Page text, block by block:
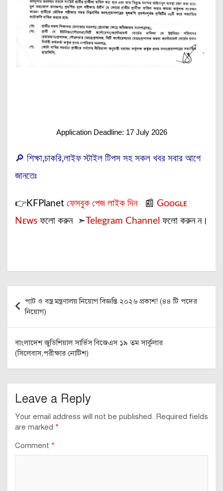
Application Deadline: 17 July 2026
🔎 শিক্ষা,চাকরি,লাইফ স্টাইল টিপস সহ সকল খবর সবার আগে
জানতেঃ
👉KFPlanet ফেসবুক পেজ লাইক দিন📰 Gᴏᴏɢʟᴇ
Nᴇᴡs ফলো করুন ➣Telegram Channel ফলো করুন ন।
Post
navigation
পাট ও বস্ত্র মন্ত্রণালয় নিয়োগ বিজ্ঞপ্তি ২০২৬ প্রকাশ! (৪৪ টি পদের
নিয়োগ)
বাংলাদেশ জুডিশিয়াল সার্ভিস বিজেএস ১৯ তম সার্কুলার
(সিলেবাস,পরীক্ষার নোটিশ)
Leave a Reply
Your email address will not be published. Required fields
are marked *
Comment *